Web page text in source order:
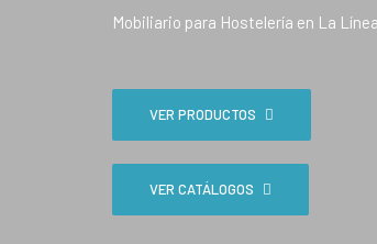
Mobiliario para Hostelería en La
VER PRODUCTOS
VER CATÁLOGOS